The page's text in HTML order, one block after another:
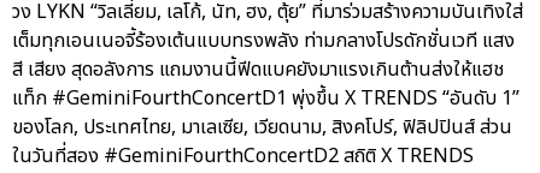
วง LYKN “วิลเลี่ยม, เลโก้, นัท, ฮง, ตุ้ย” ที่มาร่วมสร้างความบันเทิงใส่
เต็มทุกเอนเนอจี้ร้องเต้นแบบทรงพลัง ท่ามกลางโปรดักชั่นเวที แสง
สี เสียง สุดอลังการ แถมงานนี้ฟีดแบคยังมาแรงเกินต้านส่งให้แฮช
แท็ก #GeminiFourthConcertD1 พุ่งขึ้น X TRENDS “อันดับ 1”
ของโลก, ประเทศไทย, มาเลเซีย, เวียดนาม, สิงคโปร์, ฟิลิปปินส์ ส่วน
ในวันที่สอง #GeminiFourthConcertD2 สถิติ X TRENDS